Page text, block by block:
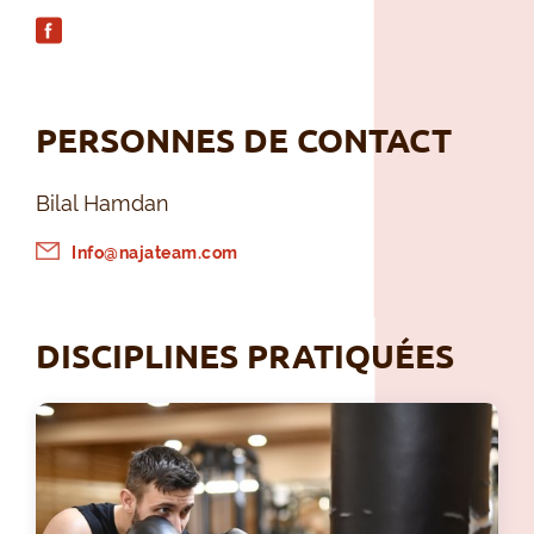
PERSONNES DE CONTACT
Bilal Hamdan
Info@najateam.com
DISCIPLINES PRATIQUÉES